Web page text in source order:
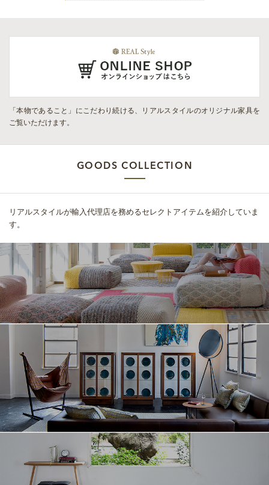
「本物であること」にこだわり続ける、リアルスタイルのオリジナル家具を
ご覧いただけます。
GOODS COLLECTION
リアルスタイルが輸入代理店を務めるセレクトアイテムを紹介していま
す。